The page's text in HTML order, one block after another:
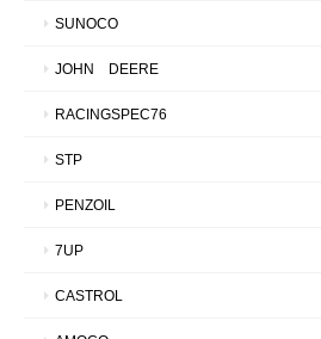
SUNOCO
JOHN DEERE
RACINGSPEC76
STP
PENZOIL
7UP
CASTROL